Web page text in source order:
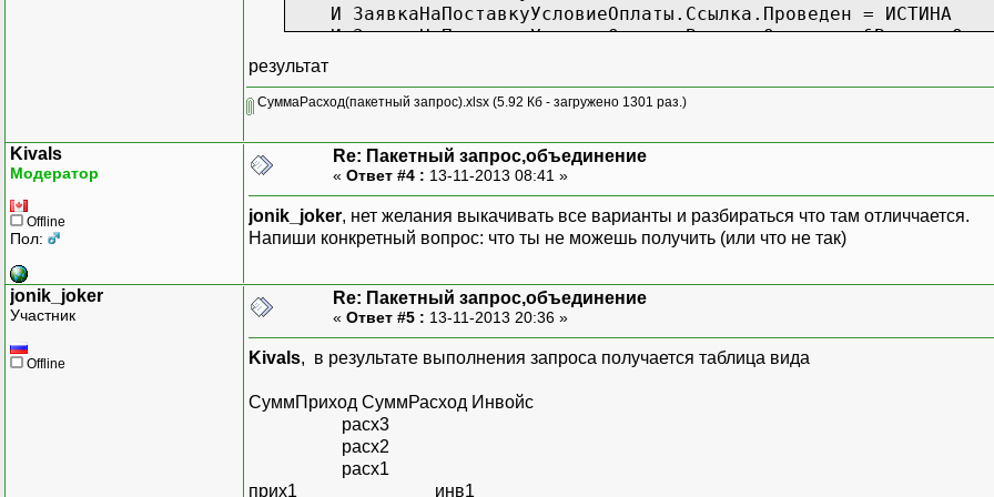
И ЗаявкаНаПоставкуУсловиеОплаты.Ссылка.Проведен = ИСТИНА
И ЗаявкаНаПоставкуУсловиеОплаты.ВариантОплаты =
;
ВЫБРАТЬ
ОборотыДенежныхСредствОстаткиИОбороты.СуммаРасход,
Приход.СуммаПриход,
Приход.Заявка КАК Заявка,
Приход.Инвойс КАК Инвойс,
Приход.Период
РегистрНакопления.ОборотыДенежныхСредств.ОстаткиИОбороты(,
ВНУТРЕННЕЕ СОЕДИНЕНИЕ Приход КАК Приход
ПО ОборотыДенежныхСредствОстаткиИОбороты.Заявка =
ИТОГИ ПО
Заявка
результат
СуммаРасход(пакетный запрос).xlsx (5.92 Кб - загружено 1301 раз.)
Kivals
Модератор
Offline
Пол:
Re: Пакетный запрос,объединение
« Ответ #4 : 13-11-2013 08:41 »
jonik_joker, нет желания выкачивать все варианты и разбираться что там отличчается.
Напиши конкретный вопрос: что ты не можешь получить (или что не так)
jonik_joker
Участник
Offline
Re: Пакетный запрос,объединение
« Ответ #5 : 13-11-2013 20:36 »
Kivals, в результате выполнения запроса получается таблица вида
СуммПриход СуммРасход Инвойс
расх3
расх2
расх1
прих1 инв1